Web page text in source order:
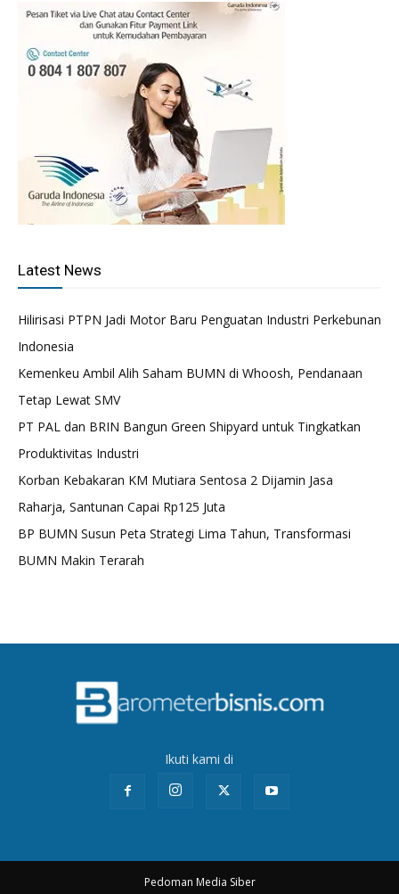
Latest News
Hilirisasi PTPN Jadi Motor Baru Penguatan Industri Perkebunan
Indonesia
Kemenkeu Ambil Alih Saham BUMN di Whoosh, Pendanaan
Tetap Lewat SMV
PT PAL dan BRIN Bangun Green Shipyard untuk Tingkatkan
Produktivitas Industri
Korban Kebakaran KM Mutiara Sentosa 2 Dijamin Jasa
Raharja, Santunan Capai Rp125 Juta
BP BUMN Susun Peta Strategi Lima Tahun, Transformasi
BUMN Makin Terarah
Ikuti kami di
Pedoman Media Siber